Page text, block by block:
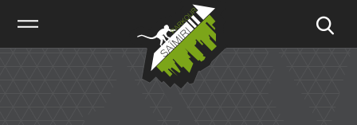
Parkour